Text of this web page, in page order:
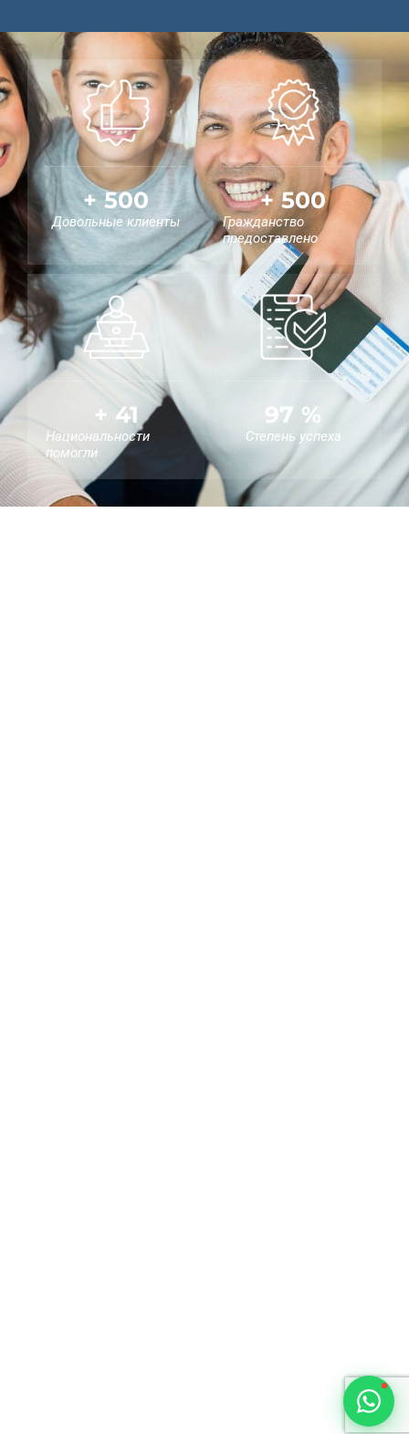
Довольные клиенты
+ 500
Гражданство
предоставлено
+ 500
Национальности
помогли
+ 41
Степень успеха
97 %